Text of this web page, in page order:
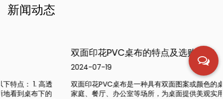
新闻动态
双面印花PVC桌布的特点及选购指南
双面印花PVC桌布是一种具有双面图案或颜色的桌布，广泛应用于
家庭、餐厅、办公室等场所，为桌面提供美观实用的覆盖。以下是